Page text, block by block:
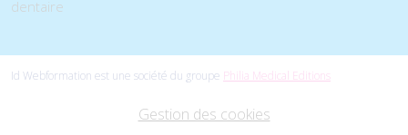
dentaire
Id Webformation est une société du groupe Philia Medical Editions
Gestion des cookies